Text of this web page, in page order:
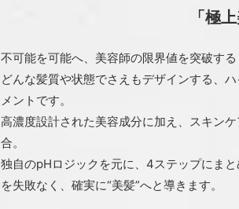
「極
不可能を可能へ、美容師の限界値を突破する
どんな髪質や状態でさえもデザインする、
メントです。
高濃度設計された美容成分に加え、スキン
合。
独自のpHロジックを元に、4ステップにま
を失敗なく、確実に“美髪”へと導きます。